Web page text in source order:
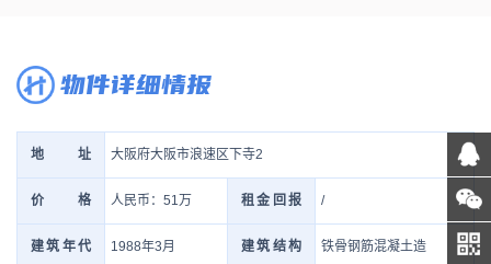
物件详细情报
地址 大阪府大阪市浪速区下寺2
价格 人民币：51万 租金回报 /
建筑年代 1988年3月 建筑结构 铁骨钢筋混凝土造